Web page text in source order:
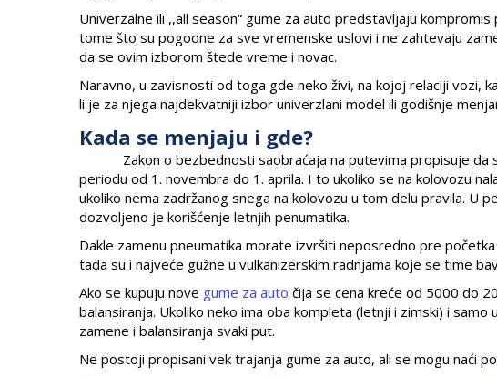
Univerzalne ili ,,all season“ gume za auto predstavljaju
tome što su pogodne za sve vremenske uslovi i ne zahtevaju
da se ovim izborom štede vreme i novac.
Naravno, u zavisnosti od toga gde neko živi, na kojoj relaciji vozi,
li je za njega najdekvatniji izbor univerzlani model ili godišnje
Kada se menjaju i gde?
Zakon o bezbednosti saobraćaja na putevima propisuje da
periodu od 1. novembra do 1. aprila. I to ukoliko se na kolovozu
ukoliko nema zadržanog snega na kolovozu u tom delu pravila. U
dozvoljeno je korišćenje letnjih penumatika.
Dakle zamenu pneumatika morate izvršiti neposredno pre
tada su i najveće gužne u vulkanizerskim radnjama koje se time
Ako se kupuju nove gume za auto čija se cena kreće od 5000 do
balansiranja. Ukoliko neko ima oba kompleta (letnji i zimski) i
zamene i balansiranja svaki put.
Ne postoji propisani vek trajanja gume za auto, ali se mogu naći